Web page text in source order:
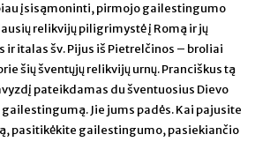
įsisąmoninti, pirmojo gailestingumo
relikvijų piligrimystė į Romą ir jų
ir italas šv. Pijus iš Pietrelčinos – broliai
šių šventųjų relikvijų urnų. Pranciškus tą
pateikdamas du šventuosius Dievo
Jie jums padės. Kai pajusite
pasitikėkite gailestingumo, pasiekiančio